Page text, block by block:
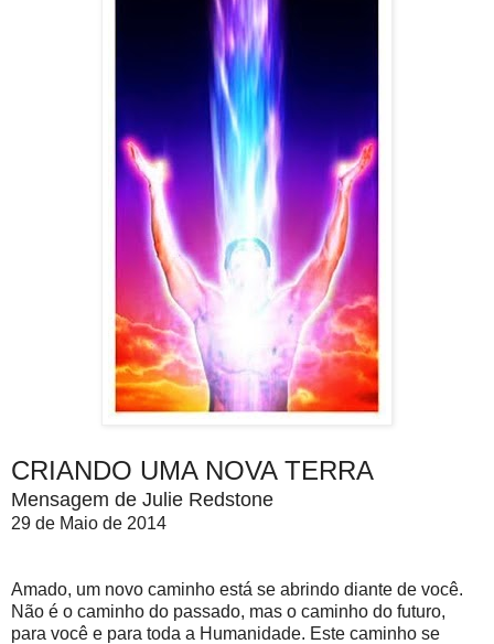
CRIANDO UMA NOVA TERRA
Mensagem de Julie Redstone
29 de Maio de 2014
Amado, um novo caminho está se abrindo diante de você.
Não é o caminho do passado, mas o caminho do futuro,
para você e para toda a Humanidade. Este caminho se